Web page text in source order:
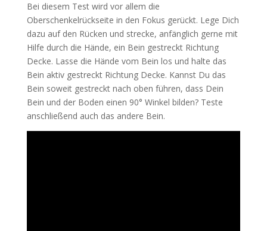
Bei diesem Test wird vor allem die
Oberschenkelrückseite in den Fokus gerückt. Lege Dich
dazu auf den Rücken und strecke, anfänglich gerne mit
Hilfe durch die Hände, ein Bein gestreckt Richtung
Decke. Lasse die Hände vom Bein los und halte das
Bein aktiv gestreckt Richtung Decke. Kannst Du das
Bein soweit gestreckt nach oben führen, dass Dein
Bein und der Boden einen 90° Winkel bilden? Teste
anschließend auch das andere Bein.